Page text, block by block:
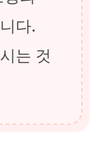
다.
는 것